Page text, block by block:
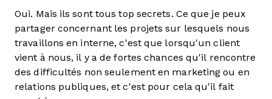
Oui. Mais ils sont tous top secrets. Ce que je peux
partager concernant les projets sur lesquels nous
travaillons en interne, c'est que lorsqu'un client
vient à nous, il y a de fortes chances qu'il rencontre
des difficultés non seulement en marketing ou en
relations publiques, et c'est pour cela qu'il fait